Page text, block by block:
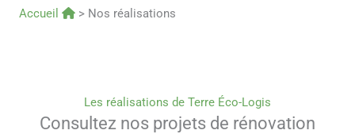
Accueil > Nos réalisations
Les réalisations de Terre Éco-Logis
Consultez nos projets de rénovation